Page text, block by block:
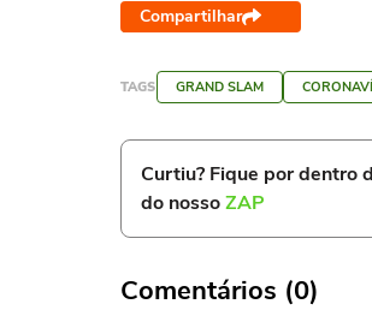
Compartilhar
TAGS GRAND SLAM
Curtiu? Fique por dentro
do nossoZAP
Comentários (0)